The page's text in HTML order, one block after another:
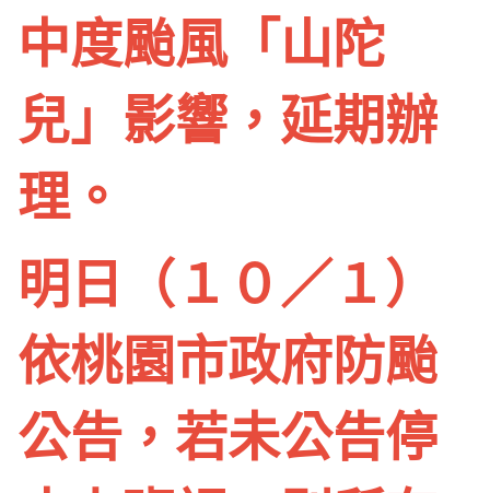
中度颱風「山陀
兒」影響，延期辦
理。
明日（１０／１）
依桃園市政府防颱
公告，若未公告停